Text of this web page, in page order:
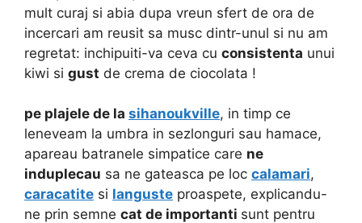
mult curaj si abia dupa vreun sfert de ora de
incercari am reusit sa musc dintr-unul si nu am
regretat: inchipuiti-va ceva cu consistenta unui
kiwi si gust de crema de ciocolata !
pe plajele de la sihanoukville, in timp ce
leneveam la umbra in sezlonguri sau hamace,
apareau batranele simpatice care ne
induplecau sa ne gateasca pe loc calamari,
caracatite si languste proaspete, explicandu-
ne prin semne cat de importanti sunt pentru